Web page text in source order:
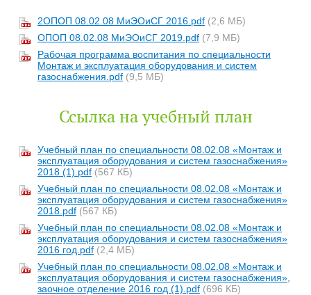
2ОПОП 08.02.08 МиЭОиСГ 2016.pdf (2,6 МБ)
ОПОП 08.02.08 МиЭОиСГ 2019.pdf (7,9 МБ)
Рабочая программа воспитания по специальности
Монтаж и эксплуатация оборудования и систем
газоснабжения.pdf (9,5 МБ)
Ссылка на учебный план
Учебный план по специальности 08.02.08 «Монтаж и
эксплуатация оборудования и систем газоснабжения»
2018 (1).pdf (567 КБ)
Учебный план по специальности 08.02.08 «Монтаж и
эксплуатация оборудования и систем газоснабжения»
2018.pdf (567 КБ)
Учебный план по специальности 08.02.08 «Монтаж и
эксплуатация оборудования и систем газоснабжения»
2016 год.pdf (2,4 МБ)
Учебный план по специальности 08.02.08 «Монтаж и
эксплуатация оборудования и систем газоснабжения»,
заочное отделение 2016 год (1).pdf (696 КБ)